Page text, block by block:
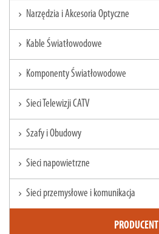
chevron_right Narzędzia i Akcesoria Optyczne
chevron_right Kable Światłowodowe
chevron_right Komponenty Światłowodowe
chevron_right Sieci Telewizji CATV
chevron_right Szafy i Obudowy
chevron_right Sieci napowietrzne
chevron_right Sieci przemysłowe i komunikacja
PRODUCENT